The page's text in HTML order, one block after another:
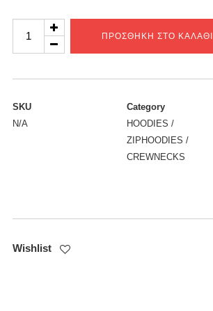
ποσότητα
ΠΡΟΣΘΉΚΗ ΣΤΟ ΚΑΛΆΘΙ
SKU
N/A
Category
HOODIES /
ZIPHOODIES /
CREWNECKS
Wishlist